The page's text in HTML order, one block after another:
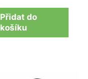
Přidat do
košíku